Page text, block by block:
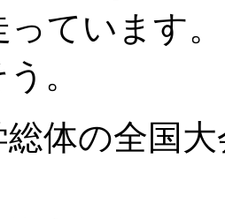
ています。
。
体の全国